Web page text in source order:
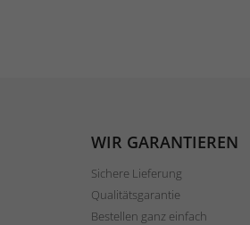
WIR GARANTIEREN
Sichere Lieferung
Qualitätsgarantie
Bestellen ganz einfach